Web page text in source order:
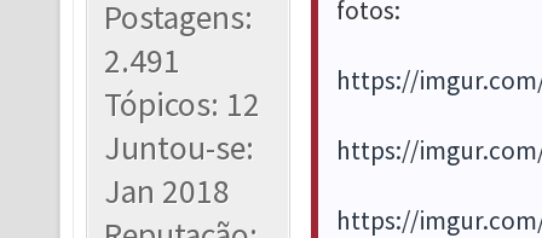
Postagens:
2.491
Tópicos: 12
Juntou-se:
Jan 2018
fotos:
https://
https://
https://